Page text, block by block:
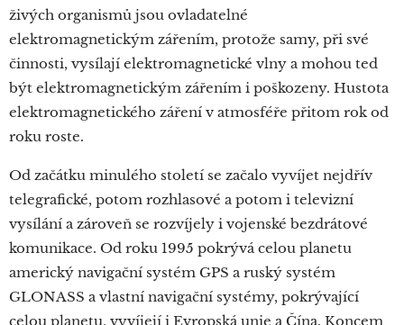
živých organismů jsou ovladatelné
elektromagnetickým zářením, protože samy, při své
činnosti, vysílají elektromagnetické vlny a mohou ted
být elektromagnetickým zářením i poškozeny. Hustota
elektromagnetického záření v atmosféře přitom rok od
roku roste.
Od začátku minulého století se začalo vyvíjet nejdřív
telegrafické, potom rozhlasové a potom i televizní
vysílání a zároveň se rozvíjely i vojenské bezdrátové
komunikace. Od roku 1995 pokrývá celou planetu
americký navigační systém GPS a ruský systém
GLONASS a vlastní navigační systémy, pokrývající
celou planetu, vyvíjejí i Evropská unie a Čína. Koncem